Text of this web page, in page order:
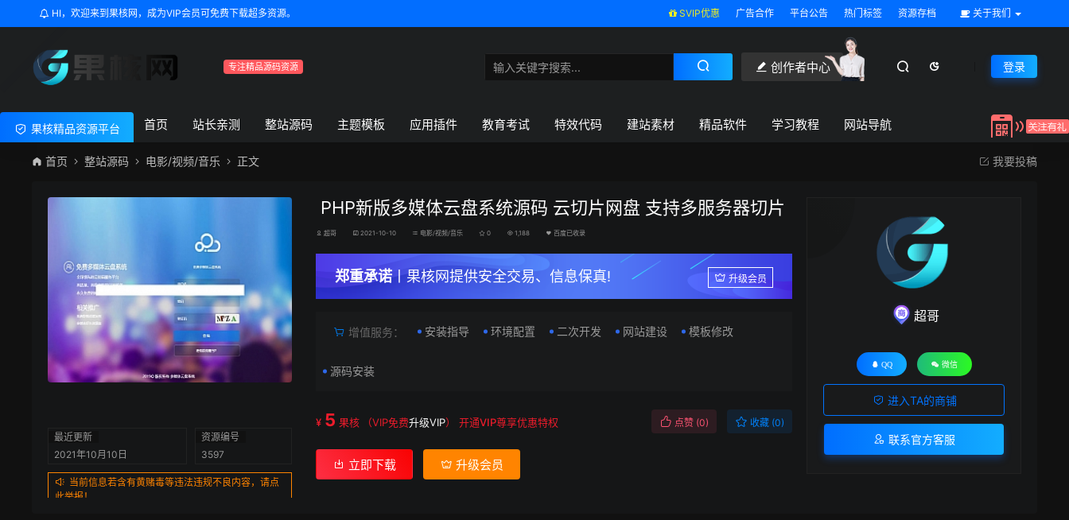
HI，欢迎来到果核网，成为VIP会员可免费下载超多资源。 SVIP优惠 广告合作 平台公告 热门标签 资源存档 关于我们
专注精品源码资源 创作者中心 登录
果核精品资源平台 首页 站长亲测 整站源码 主题模板 应用插件 教育考试 特效代码 建站素材 精品软件 学习教程 网站导航
首页 整站源码 电影/视频/音乐 正文 我要投稿
最近更新
2021年10月10日
资源编号
3597
当前信息若含有黄赌毒等违法违规不良内容，请点
此举报！
PHP新版多媒体云盘系统源码 云切片网盘 支持多服务器切片
超哥 2021-10-10 电影/视频/音乐 0 1,188 百度已收录
郑重承诺丨果核网提供安全交易、信息保真! 升级会员
增值服务： 安装指导 环境配置 二次开发 网站建设 模板修改
源码安装
¥ 5 果核 （VIP免费升级VIP）开通VIP尊享优惠特权 点赞 (0) 收藏 (0)
立即下载 升级会员
超哥
QQ 微信
进入TA的商铺
联系官方客服